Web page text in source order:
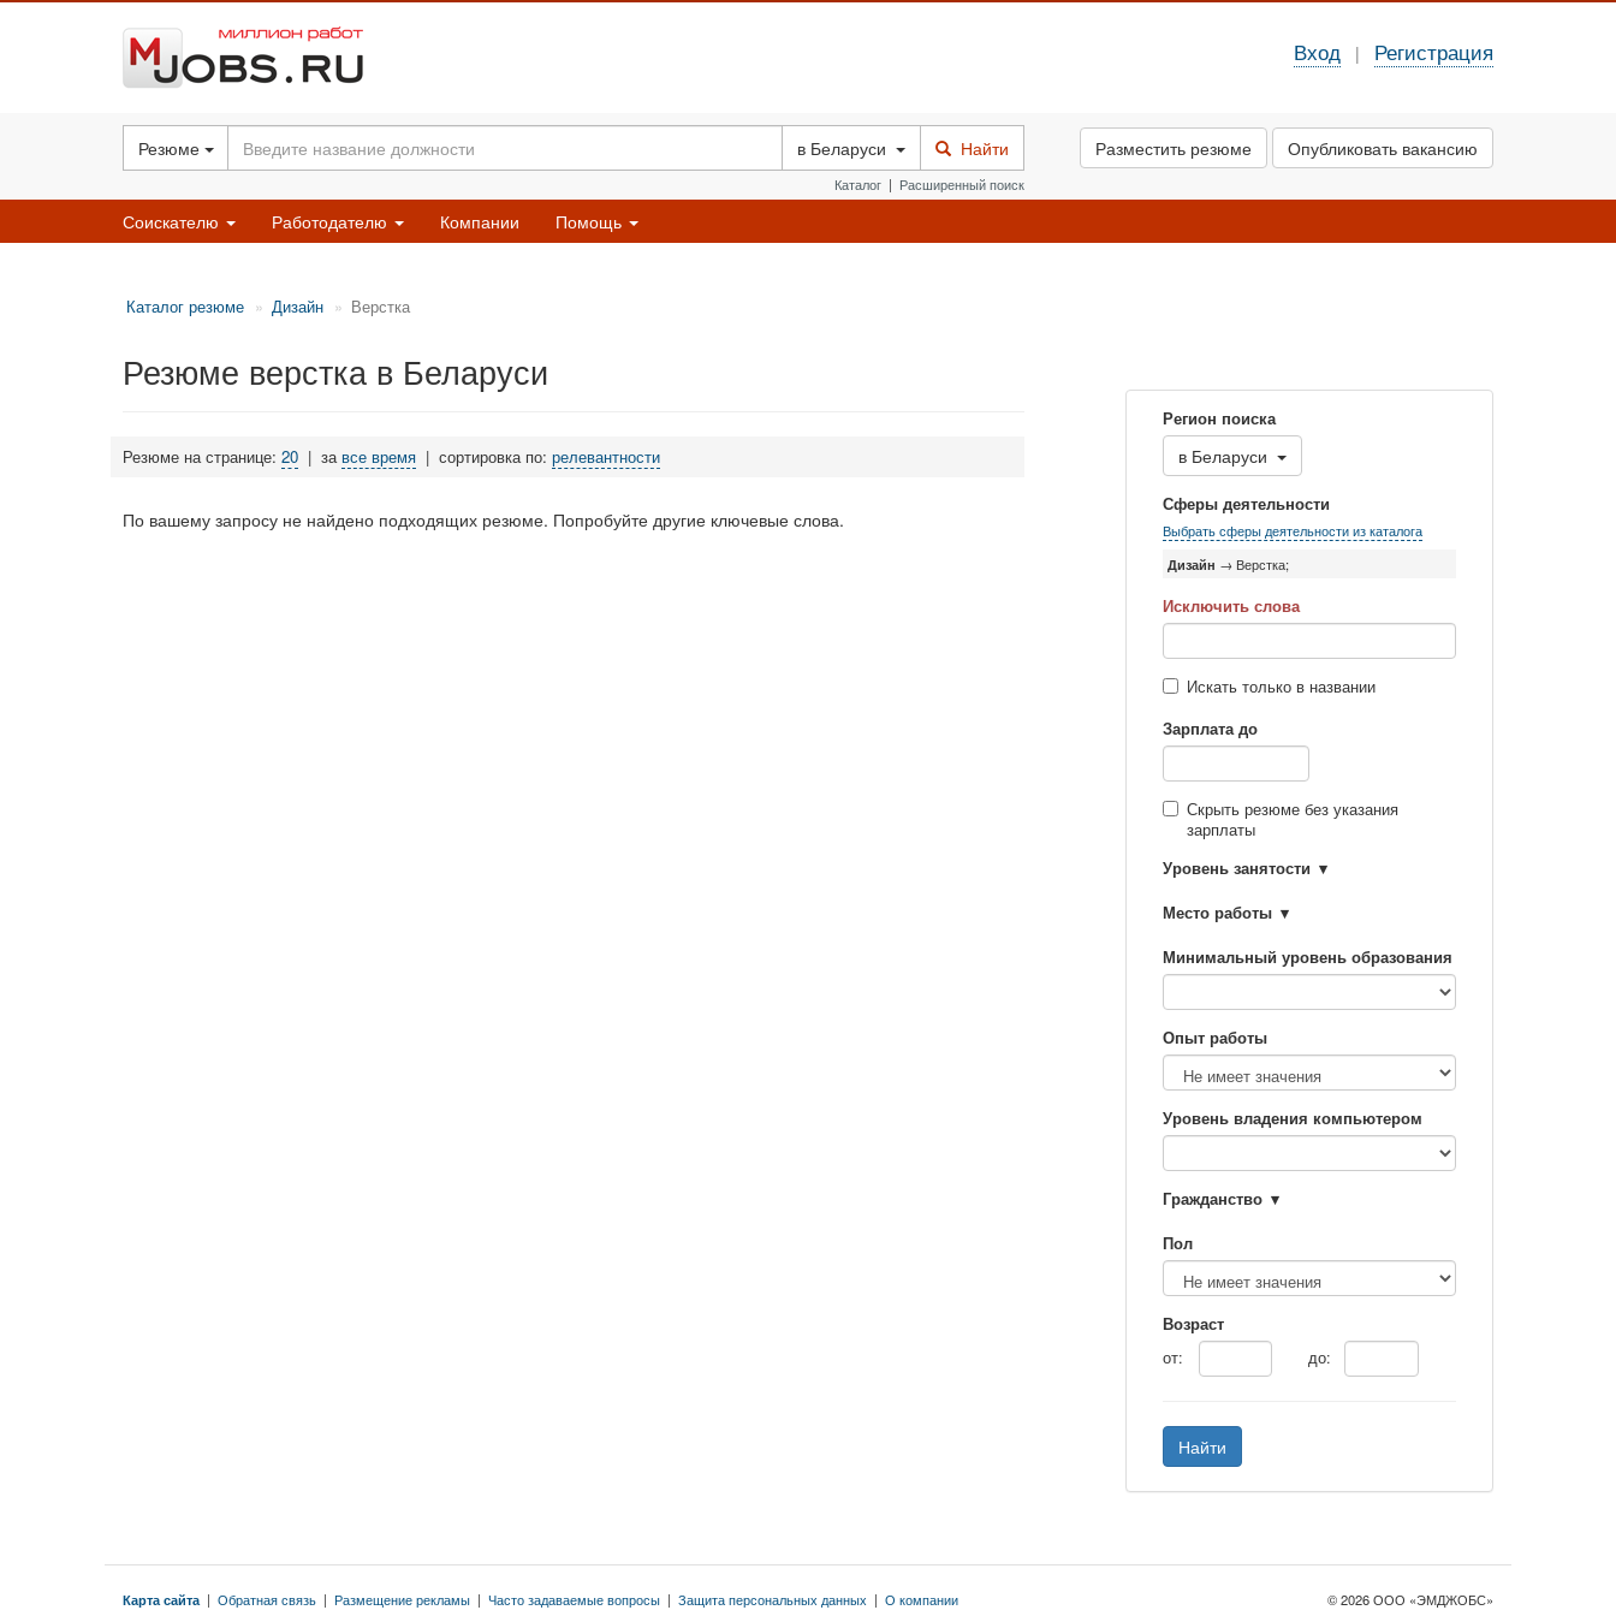
Вход | Регистрация
Резюме в Беларуси Найти
Каталог | Расширенный поиск
Разместить резюме Опубликовать вакансию
Соискателю Работодателю Компании Помощь
Каталог резюме Дизайн Верстка
Резюме верстка в Беларуси
Резюме на странице: 20 | за все время | сортировка по: релевантности
По вашему запросу не найдено подходящих резюме. Попробуйте другие ключевые слова.
Регион поиска
в Беларуси
Сферы деятельности
Выбрать сферы деятельности из каталога
Дизайн → Верстка;
Исключить слова
Искать только в названии
Зарплата до
Скрыть резюме без указания
зарплаты
Уровень занятости
Место работы
Минимальный уровень образования
Опыт работы
Уровень владения компьютером
Гражданство
Пол
Возраст
от:
до:
Найти
Карта сайта | Обратная связь | Размещение рекламы | Часто задаваемые вопросы | Защита персональных данных | О компании © 2026 ООО «ЭМДЖОБС»